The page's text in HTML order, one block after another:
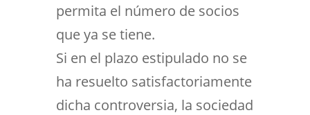
permita el número de socios
que ya se tiene.
Si en el plazo estipulado no se
ha resuelto satisfactoriamente
dicha controversia, la sociedad